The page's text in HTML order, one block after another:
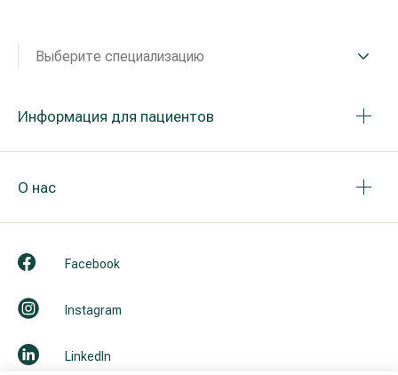
Выберите специализацию
Информация для пациентов
О нас
Facebook
Instagram
LinkedIn
Все услуги